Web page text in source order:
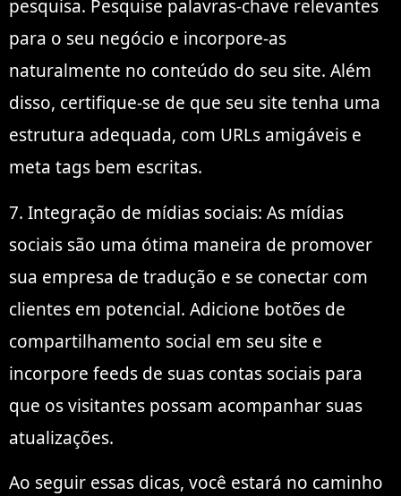
pesquisa. Pesquise palavras-chave relevantes
para o seu negócio e incorpore-as
naturalmente no conteúdo do seu site. Além
disso, certifique-se de que seu site tenha uma
estrutura adequada, com URLs amigáveis e
meta tags bem escritas.
7. Integração de mídias sociais: As mídias
sociais são uma ótima maneira de promover
sua empresa de tradução e se conectar com
clientes em potencial. Adicione botões de
compartilhamento social em seu site e
incorpore feeds de suas contas sociais para
que os visitantes possam acompanhar suas
atualizações.
Ao seguir essas dicas, você estará no caminho